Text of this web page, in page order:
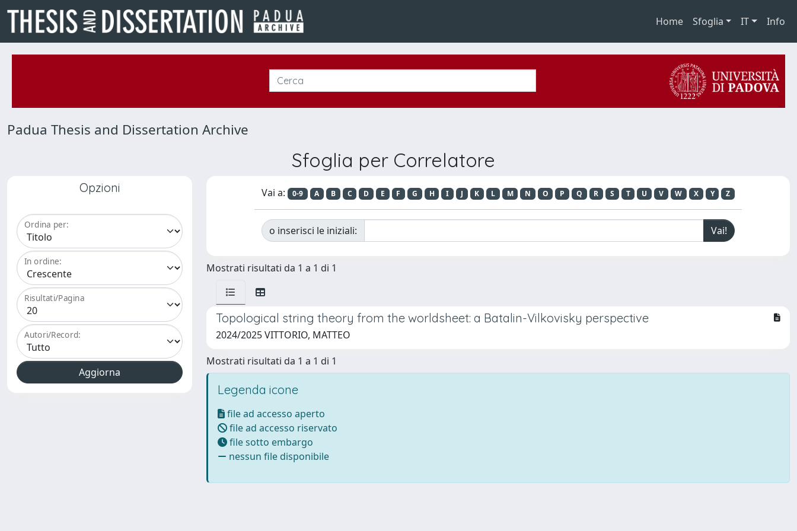
Home Sfoglia IT Info
Padua Thesis and Dissertation Archive
Sfoglia per Correlatore
Opzioni
Ordina per:
In ordine:
Risultati/Pagina
Autori/Record:
Vai a: 0-9 A B C D E F G H I J K L M N O P Q R S T U V W X Y Z
o inserisci le iniziali:
Mostrati risultati da 1 a 1 di 1
Topological string theory from the worldsheet: a Batalin-Vilkovisky perspective
2024/2025 VITTORIO, MATTEO
Mostrati risultati da 1 a 1 di 1
Legenda icone
file ad accesso aperto
file ad accesso riservato
file sotto embargo
nessun file disponibile